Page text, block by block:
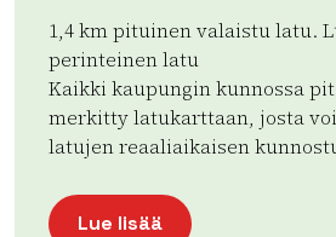
1,4 km pituinen valaistu latu.
perinteinen latu
Kaikki kaupungin kunnossa
merkitty latukarttaan, josta
latujen reaaliaikaisen
Lue lisää